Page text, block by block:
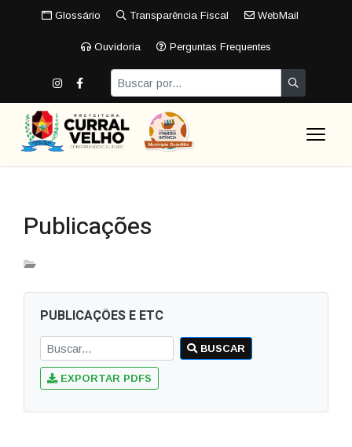
Glossário Transparência Fiscal WebMail
Ouvidoria Perguntas Frequentes
Publicações
PUBLICAÇÕES E ETC
BUSCAR
EXPORTAR PDFS